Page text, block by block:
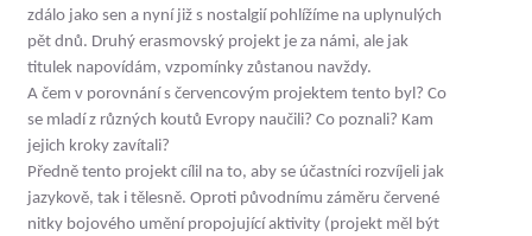
zdálo jako sen a nyní již s nostalgií pohlížíme na uplynulých
pět dnů. Druhý erasmovský projekt je za námi, ale jak
titulek napovídám, vzpomínky zůstanou navždy.
A čem v porovnání s červencovým projektem tento byl? Co
se mladí z různých koutů Evropy naučili? Co poznali? Kam
jejich kroky zavítali?
Předně tento projekt cílil na to, aby se účastníci rozvíjeli jak
jazykově, tak i tělesně. Oproti původnímu záměru červené
nitky bojového umění propojující aktivity (projekt měl být